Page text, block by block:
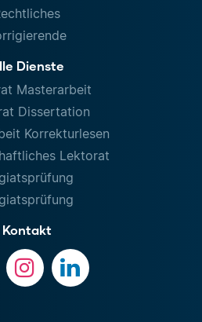
Dienste
Masterarbeit
Dissertation
Korrekturlesen
Lektorat
Kontakt